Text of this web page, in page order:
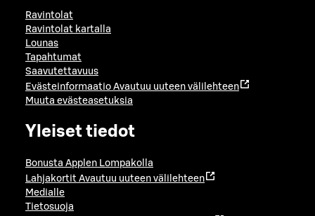
Ravintolat
Ravintolat kartalla
Lounas
Tapahtumat
Saavutettavuus
Evästeinformaatio Avautuu uuteen välilehteen
Muuta evästeasetuksia
Yleiset tiedot
Bonusta Applen Lompakolla
Lahjakortit Avautuu uuteen välilehteen
Medialle
Tietosuoja